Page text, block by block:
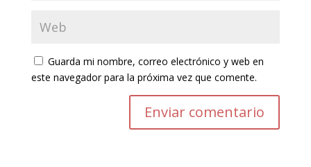
Guarda mi nombre, correo electrónico y web en
este navegador para la próxima vez que comente.